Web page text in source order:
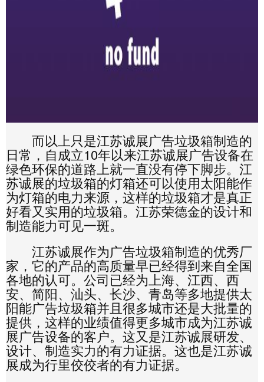
而以上只是江苏诚展广告垃圾箱制造的
日常，自成立10年以来江苏诚展广告设备在
绿色环保的道路上就一直没有停下脚步。江
苏诚展的垃圾箱的灯箱还可以使用太阳能作
为灯箱的电力来源，这样的垃圾箱才是真正
好看又实用的垃圾箱。江苏荣德金的设计和
制造能力可见一斑。
江苏诚展作为广告垃圾箱制造的优秀厂
家，它的产品的高质量早已经得到来自全国
各地的认可。公司已经为上海、江西、西
安、简阳、汕头、长沙、青岛等多地提供太
阳能广告垃圾箱并且很多城市还是大批量的
提供，这样的业绩值得更多城市成为江苏诚
展广告设备的客户。这又是江苏诚展研发、
设计、制造实力的有力证据。这也是江苏诚
展成为行里佼佼者的有力证据。